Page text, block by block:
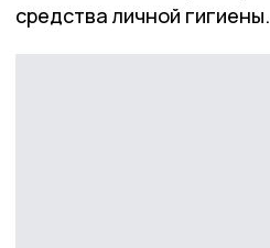
средства личной гигиены.